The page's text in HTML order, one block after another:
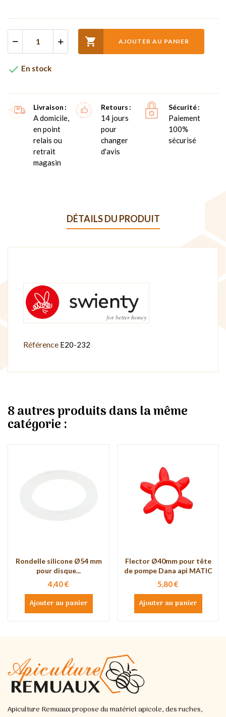
 AJOUTER AU PANIER
 En stock
Livraison
A domicile,
en point
relais ou
retrait
magasin
Retours
14 jours
pour
changer
d'avis
Sécurité
Paiement
100%
sécurisé
DÉTAILS DU PRODUIT
Référence E20-232
8 autres produits dans la même
catégorie :
Rondelle silicone Ø54 mm
pour disque...
4,40 €
Ajouter au panier
Flector Ø40mm pour tête
de pompe Dana api MATIC
5,80 €
Ajouter au panier
Apiculture Remuaux propose du matériel apicole, des ruches,